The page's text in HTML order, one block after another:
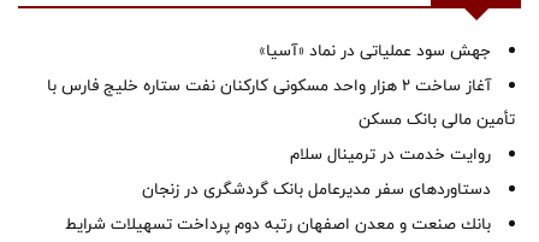
جهش سود عملیاتی در نماد «آسیا»
آغاز ساخت ۲ هزار واحد مسکونی کارکنان نفت ستاره خلیج فارس با
تأمین مالی بانک مسکن
روایت خدمت در ترمینال سلام
دستاوردهای سفر مدیرعامل بانک گردشگری در زنجان
بانك صنعت و معدن اصفهان رتبه دوم پرداخت تسهیلات شرایط